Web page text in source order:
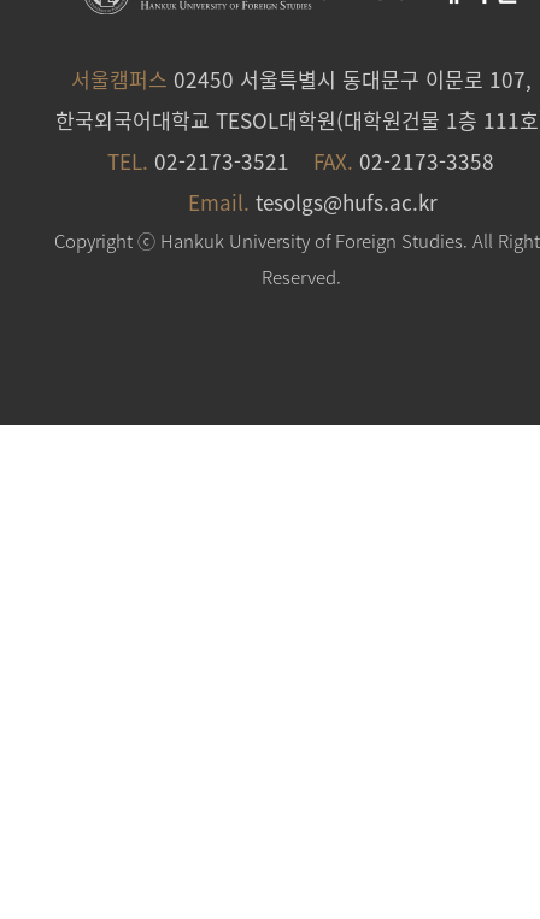
서울캠퍼스 02450 서울특별시 동대문구 이문로 107,
한국외국어대학교 TESOL대학원(대학원건물 1층 111
TEL. 02-2173-3521 FAX. 02-2173-3358
Email. tesolgs@hufs.ac.kr
Copyright ⓒ Hankuk University of Foreign Studies. All
Reserved.